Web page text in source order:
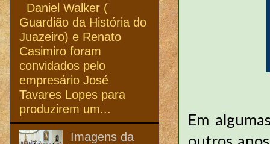
Em
outros
Daniel Walker (
Guardião da História do
Juazeiro) e Renato
Casimiro foram
convidados pelo
empresário José
Tavares Lopes para
produzirem um...
Imagens da